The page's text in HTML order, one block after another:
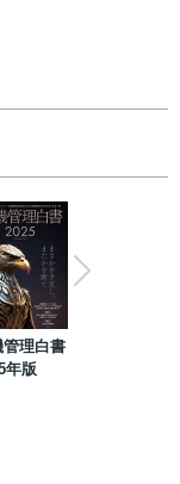
管理白書
年版